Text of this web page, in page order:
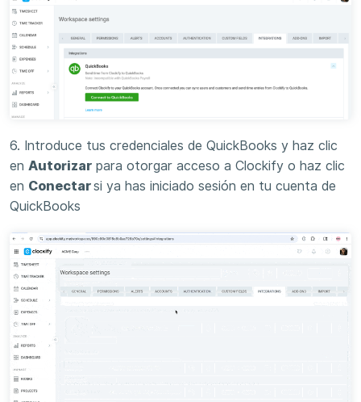
6. Introduce tus credenciales de QuickBooks y haz clic
en Autorizar para otorgar acceso a Clockify o haz clic
en Conectarsi ya has iniciado sesión en tu cuenta de
QuickBooks